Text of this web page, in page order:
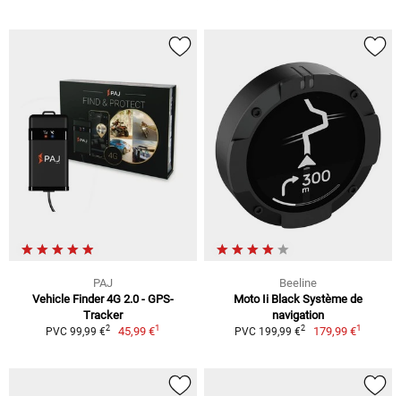
PAJ
Vehicle Finder 4G 2.0 - GPS-
Tracker
PVC 99,99 €2 45,99 €1
Beeline
Moto Ii Black Système de
navigation
PVC 199,99 €2 179,99 €1